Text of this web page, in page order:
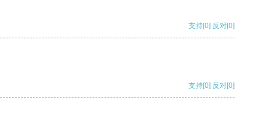
支持[0] 反对[0]
支持[0] 反对[0]